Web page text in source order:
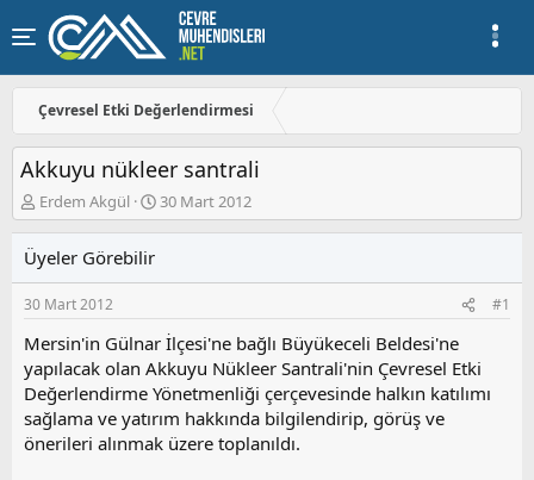
Çevresel Etki Değerlendirmesi
Akkuyu nükleer santrali
K
o
u
y
u
a
ş
l
a
t
a
Erdem Akgül
B
a
a
ı
ç
t
a
r
i
30 Mart 2012
Üyeler Görebilir
30 Mart 2012 #1
Mersin'in Gülnar İlçesi'ne bağlı Büyükeceli Beldesi'ne
yapılacak olan Akkuyu Nükleer Santrali'nin Çevresel Etki
Değerlendirme Yönetmenliği çerçevesinde halkın katılımı
sağlama ve yatırım hakkında bilgilendirip, görüş ve
önerileri alınmak üzere toplanıldı.